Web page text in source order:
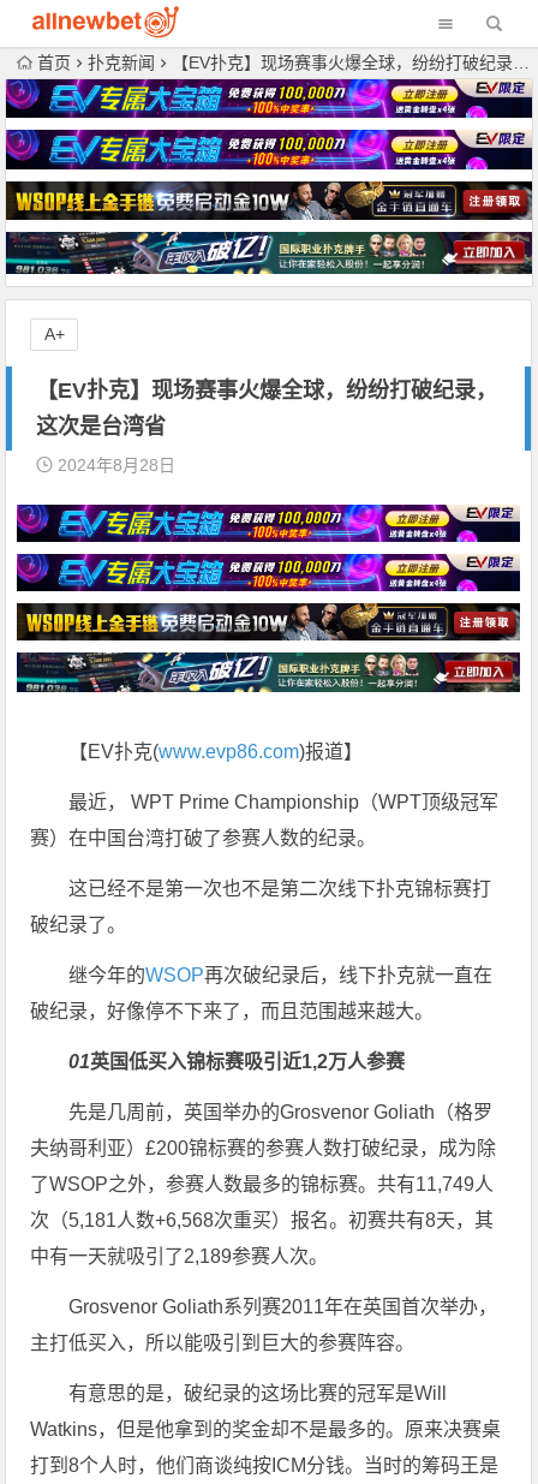
首页 扑克新闻 【EV扑克】现场赛事火爆全球，纷纷打破纪录，这次是台湾省
【EV扑克】现场赛事火爆全球，纷纷打破纪录，
这次是台湾省
2024年8月28日
【EV扑克(www.evp86.com)报道】
最近， WPT Prime Championship（WPT顶级冠军
赛）在中国台湾打破了参赛人数的纪录。
这已经不是第一次也不是第二次线下扑克锦标赛打
破纪录了。
继今年的WSOP再次破纪录后，线下扑克就一直在
破纪录，好像停不下来了，而且范围越来越大。
01英国低买入锦标赛吸引近1,2万人参赛
先是几周前，英国举办的Grosvenor Goliath（格罗
夫纳哥利亚）£200锦标赛的参赛人数打破纪录，成为除
了WSOP之外，参赛人数最多的锦标赛。共有11,749人
次（5,181人数+6,568次重买）报名。初赛共有8天，其
中有一天就吸引了2,189参赛人次。
Grosvenor Goliath系列赛2011年在英国首次举办，
主打低买入，所以能吸引到巨大的参赛阵容。
有意思的是，破纪录的这场比赛的冠军是Will
Watkins，但是他拿到的奖金却不是最多的。原来决赛桌
打到8个人时，他们商谈纯按ICM分钱。当时的筹码王是
A+